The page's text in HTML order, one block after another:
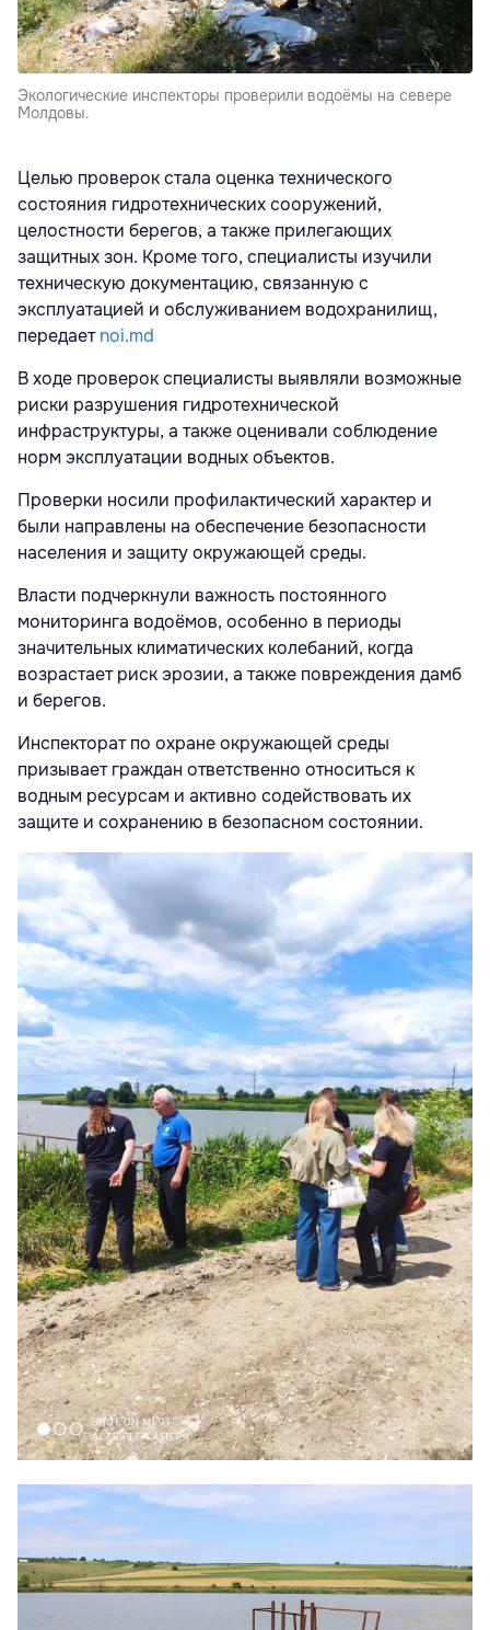
Экологические инспекторы проверили водоёмы на севере
Молдовы.
Целью проверок стала оценка технического
состояния гидротехнических сооружений,
целостности берегов, а также прилегающих
защитных зон. Кроме того, специалисты изучили
техническую документацию, связанную с
эксплуатацией и обслуживанием водохранилищ,
передаетnoi.md
В ходе проверок специалисты выявляли возможные
риски разрушения гидротехнической
инфраструктуры, а также оценивали соблюдение
норм эксплуатации водных объектов.
Проверки носили профилактический характер и
были направлены на обеспечение безопасности
населения и защиту окружающей среды.
Власти подчеркнули важность постоянного
мониторинга водоёмов, особенно в периоды
значительных климатических колебаний, когда
возрастает риск эрозии, а также повреждения дамб
и берегов.
Инспекторат по охране окружающей среды
призывает граждан ответственно относиться к
водным ресурсам и активно содействовать их
защите и сохранению в безопасном состоянии.